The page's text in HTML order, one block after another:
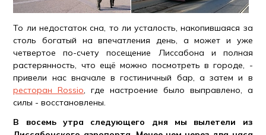
То ли недостаток сна, то ли усталость, накопившаяся за
столь богатый на впечатления день, а может и уже
четвертое по-счету посещение Лиссабона и полная
растерянность, что ещё можно посмотреть в городе, -
привели нас вначале в гостиничный бар, а затем и в
ресторан Rossio, где настроение было выправлено, а
силы - восстановлены.
В восемь утра следующего дня мы вылетели из